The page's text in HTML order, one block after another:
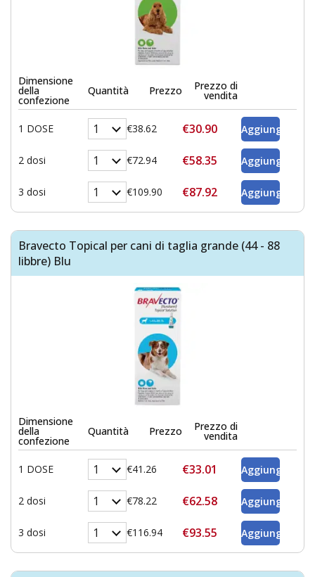
Dimensione
della
confezione
Quantità Prezzo Prezzo di
vendita
1 DOSE €38.62 €30.90
2 dosi €72.94 €58.35
3 dosi €109.90 €87.92
Bravecto Topical per cani di taglia grande (44 - 88
libbre) Blu
Dimensione
della
confezione
Quantità Prezzo Prezzo di
vendita
1 DOSE €41.26 €33.01
2 dosi €78.22 €62.58
3 dosi €116.94 €93.55